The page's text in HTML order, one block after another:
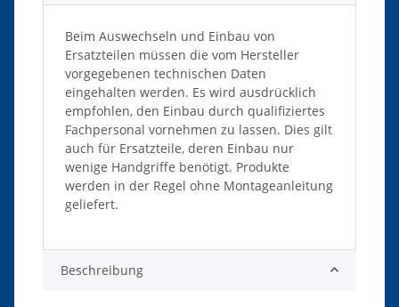
Beim Auswechseln und Einbau von
Ersatzteilen müssen die vom Hersteller
vorgegebenen technischen Daten
eingehalten werden. Es wird ausdrücklich
empfohlen, den Einbau durch qualifiziertes
Fachpersonal vornehmen zu lassen. Dies gilt
auch für Ersatzteile, deren Einbau nur
wenige Handgriffe benötigt. Produkte
werden in der Regel ohne Montageanleitung
geliefert.
Beschreibung